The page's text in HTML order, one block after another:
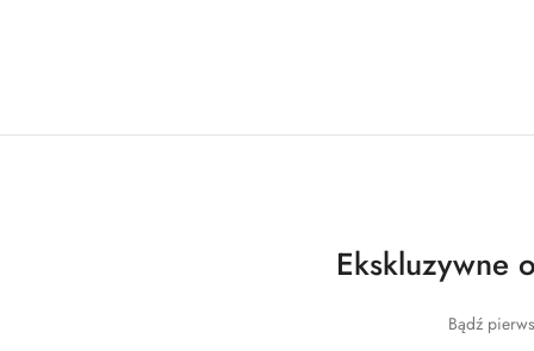
Ekskluzywne
Bądź